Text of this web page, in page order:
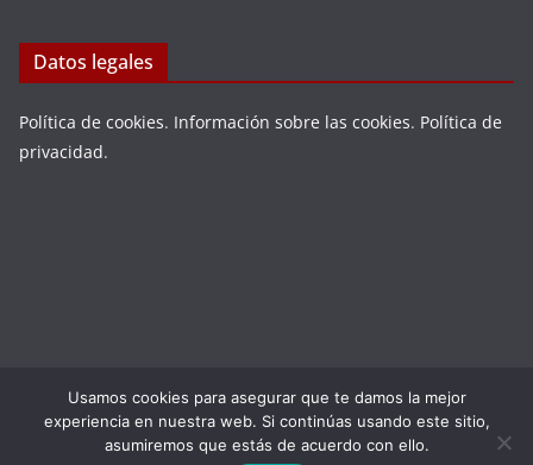
Datos legales
Política de cookies. Información sobre las cookies. Política de
privacidad.
Copyright © 2026LA VIEJA ESPAÑA. Todos los derechos
reservados.
Usamos cookies para asegurar que te damos la mejor
experiencia en nuestra web. Si continúas usando este sitio,
asumiremos que estás de acuerdo con ello.